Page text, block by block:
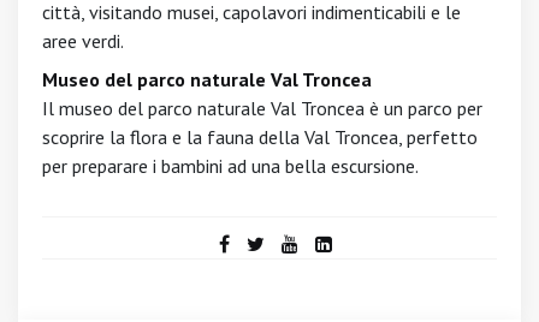
città, visitando musei, capolavori indimenticabili e le
aree verdi.
Museo del parco naturale Val Troncea
Il museo del parco naturale Val Troncea è un parco per
scoprire la flora e la fauna della Val Troncea, perfetto
per preparare i bambini ad una bella escursione.